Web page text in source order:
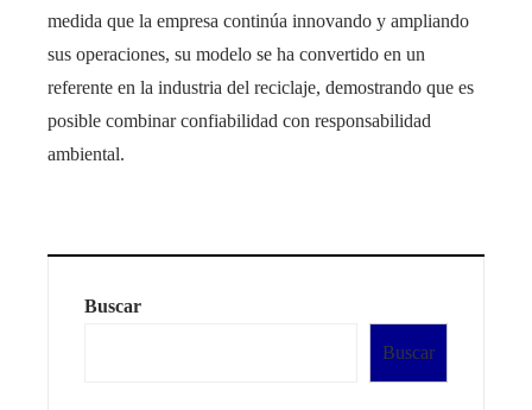
medida que la empresa continúa innovando y ampliando
sus operaciones, su modelo se ha convertido en un
referente en la industria del reciclaje, demostrando que es
posible combinar confiabilidad con responsabilidad
ambiental.
Buscar
Buscar